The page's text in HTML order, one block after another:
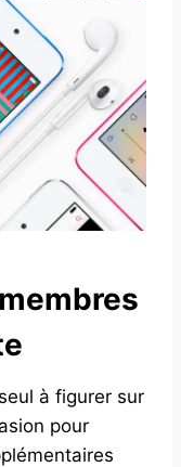
à figurer sur
pour